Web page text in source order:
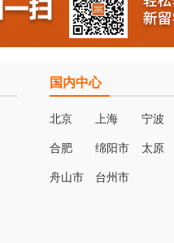
国内中心
北京 上海 宁波
合肥 绵阳市 太原
舟山市 台州市